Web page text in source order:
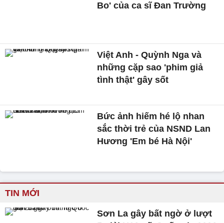
Bo' của ca sĩ Đan Trường
Việt Anh - Quỳnh Nga và
những cặp sao 'phim giả
tình thật' gây sốt
Bức ảnh hiếm hé lộ nhan
sắc thời trẻ của NSND Lan
Hương 'Em bé Hà Nội'
TIN MỚI
Sơn La gây bất ngờ ở lượt